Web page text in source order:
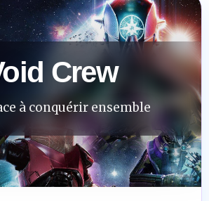
Crew
à conquérir ensemble